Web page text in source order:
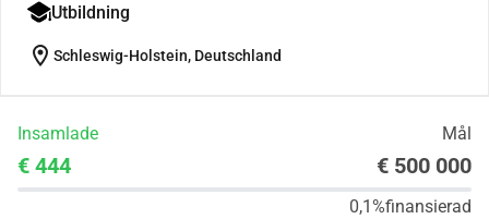
Utbildning
location_on Schleswig-Holstein, Deutschland
Insamlade Mål
€ 444 € 500 000
0,1%finansierad